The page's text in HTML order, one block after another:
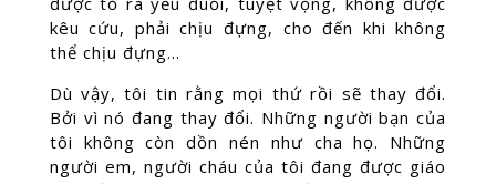
kêu cứu, phải chịu đựng, cho đến khi không
thể chịu đựng…
Dù vậy, tôi tin rằng mọi thứ rồi sẽ thay đổi.
Bởi vì nó đang thay đổi. Những người bạn của
tôi không còn dồn nén như cha họ. Những
người em, người cháu của tôi đang được giáo